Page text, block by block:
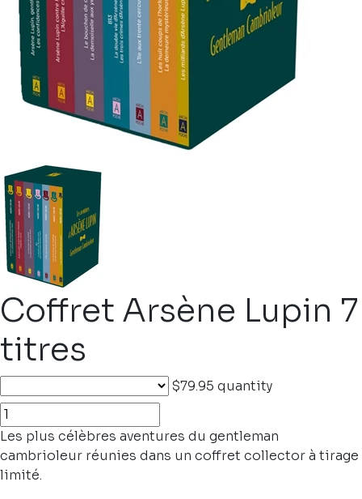
Coffret Arsène Lupin 7
titres
$79.95 quantity
Les plus célèbres aventures du gentleman
cambrioleur réunies dans un coffret collector à tirage
limité.